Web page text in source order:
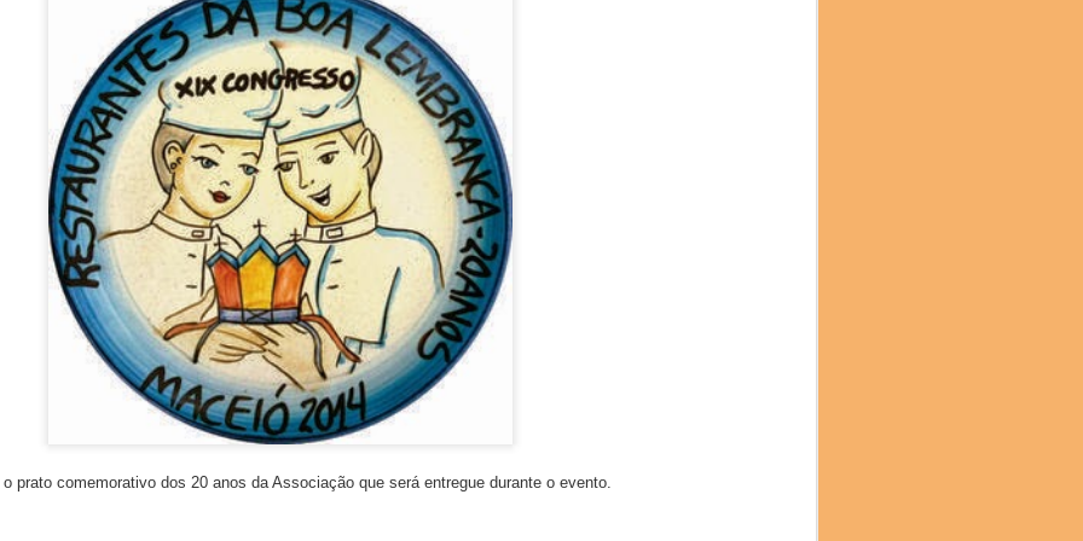
o prato comemorativo dos 20 anos da Associação que será entregue durante o evento.
de Harold McGee, Kumiko Ninomiya (Centro de Informações Umami), Hiroya Kawasaki
os chefs Takuji Takahashi (Restaurante Kinobu), Motokazu Nakamura (Restaurante Isshi
Saiki (Restaurante Jikssinbo Saiki).